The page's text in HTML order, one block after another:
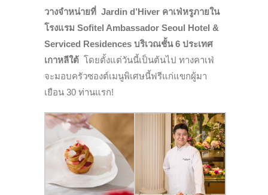
วางจำหน่ายที่ Jardin d’Hiver คาเฟ่หรูภายใน
โรงแรม Sofitel Ambassador Seoul Hotel &
Serviced Residences บริเวณชั้น 6 ประเทศ
เกาหลีใต้ โดยตั้งแต่วันนี้เป็นต้นไป ทางคาเฟ่
จะมอบครัวซองต์เมนูพิเศษนี้ฟรีแก่แขกผู้มา
เยือน 30 ท่านแรก!